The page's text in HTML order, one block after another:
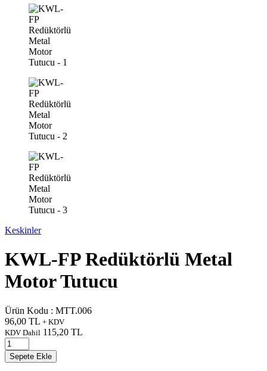
Keskinler
KWL-FP Redüktörlü Metal
Motor Tutucu
Ürün Kodu : MTT.006
96,00 TL + KDV
KDV Dahil 115,20 TL
Sepete Ekle